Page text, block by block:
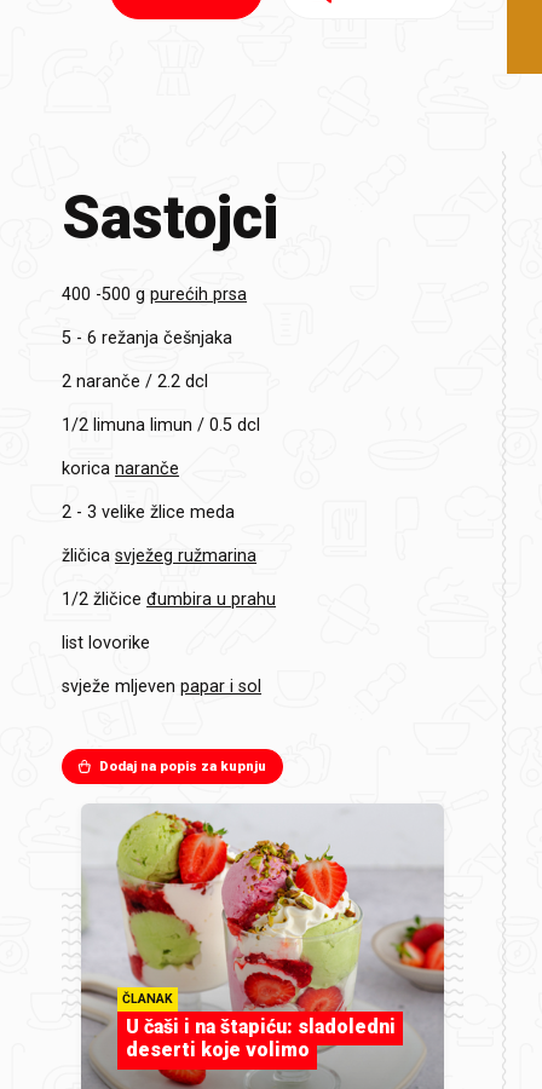
Sastojci
400 -500 g purećih prsa
5 - 6 režanja češnjaka
2 naranče / 2.2 dcl
1/2 limuna limun / 0.5 dcl
korica naranče
2 - 3 velike žlice meda
žličica svježeg ružmarina
1/2 žličice đumbira u prahu
list lovorike
svježe mljeven papar i sol
Dodaj na popis za kupnju
ČLANAK
U čaši i na štapiću: sladoledni
deserti koje volimo